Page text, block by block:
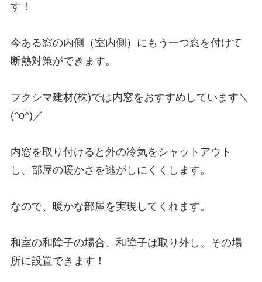
す！
今ある窓の内側（室内側）にもう一つ窓を付けて
断熱対策ができます。
フクシマ建材(株)では内窓をおすすめしています＼
(^o^)／
内窓を取り付けると外の冷気をシャットアウト
し、部屋の暖かさを逃がしにくくします。
なので、暖かな部屋を実現してくれます。
和室の和障子の場合、和障子は取り外し、その場
所に設置できます！